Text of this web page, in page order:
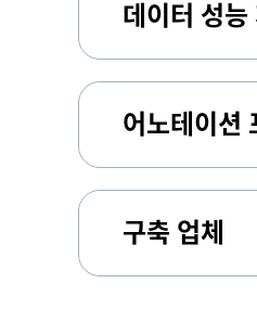
데이터 성능
어노테이션
구축 업체